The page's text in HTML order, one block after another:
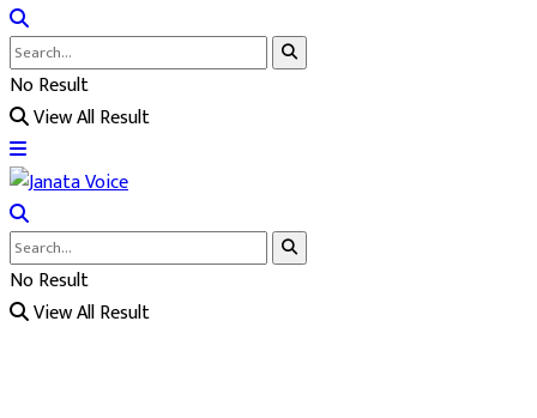
No Result
View All Result
No Result
View All Result